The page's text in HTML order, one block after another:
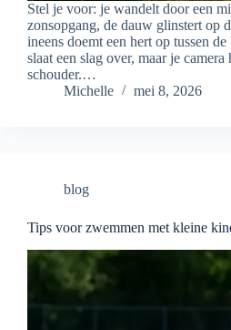
Stel je voor: je wandelt door een
zonsopgang, de dauw glinstert op
ineens doemt een hert op tussen
slaat een slag over, maar je
schouder.…
Michelle
mei 8, 2026
blog
Tips voor zwemmen met kleine